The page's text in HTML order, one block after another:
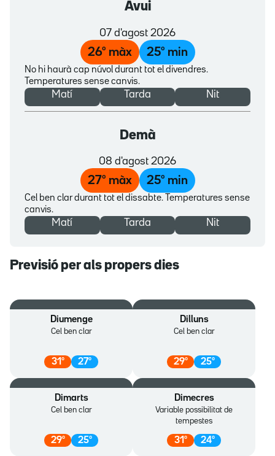
Avui
07 d'agost 2026
26º màx 25º min
No hi haurà cap núvol durant tot el divendres.
Temperatures sense canvis.
Matí Tarda Nit
Demà
08 d'agost 2026
27º màx 25º min
Cel ben clar durant tot el dissabte. Temperatures sense
canvis.
Matí Tarda Nit
Previsió per als propers dies
Diumenge
Cel ben clar
31 º 27º
Dilluns
Cel ben clar
29º 25º
Dimarts
Cel ben clar
29º 25º
Dimecres
Variable possibilitat de
tempestes
31 º 24º